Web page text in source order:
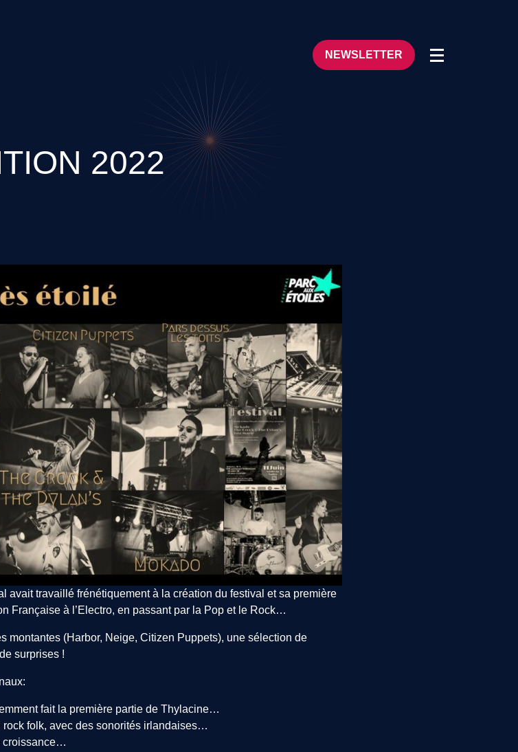
NEWSLETTER
2022
avait travaillé frénétiquement à la création du festival et sa première
Française à l’Electro, en passant par la Pop et le Rock
montantes (Harbor, Neige, Citizen Puppets), une sélection de
surprises !
fait la première partie de Thylacine
rock folk, avec des sonorités irlandaises
croissance